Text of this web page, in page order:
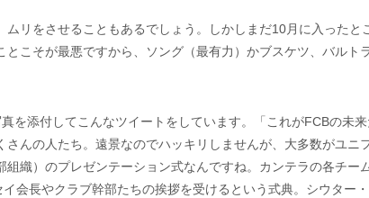
リをさせることもあるでしょう。しかしまだ10月に入ったと
こそが最悪ですから、ソング（最有力）かブスケツ、バルト
を添付してこんなツイートをしています。「これがFCBの未
んの人たち。遠景なのでハッキリしませんが、大多数がユニ
織）のプレゼンテーション式なんですね。カンテラの各チー
会長やクラブ幹部たちの挨拶を受けるという式典。シウター